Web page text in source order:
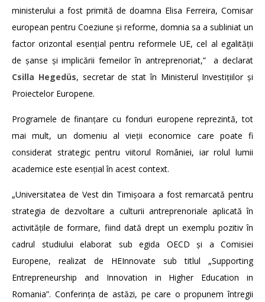
ministerului a fost primită de doamna Elisa Ferreira, Comisar
european pentru Coeziune și reforme, domnia sa a subliniat un
factor orizontal esențial pentru reformele UE, cel al egalității
de șanse și implicării femeilor în antreprenoriat,” a declarat
Csilla Hegedüs, secretar de stat în Ministerul Investițiilor și
Proiectelor Europene.
Programele de finanțare cu fonduri europene reprezintă, tot
mai mult, un domeniu al vieții economice care poate fi
considerat strategic pentru viitorul României, iar rolul lumii
academice este esențial în acest context.
„Universitatea de Vest din Timișoara a fost remarcată pentru
strategia de dezvoltare a culturii antreprenoriale aplicată în
activitățile de formare, fiind dată drept un exemplu pozitiv în
cadrul studiului elaborat sub egida OECD și a Comisiei
Europene, realizat de HEInnovate sub titlul „Supporting
Entrepreneurship and Innovation in Higher Education in
Romania”. Conferința de astăzi, pe care o propunem întregii